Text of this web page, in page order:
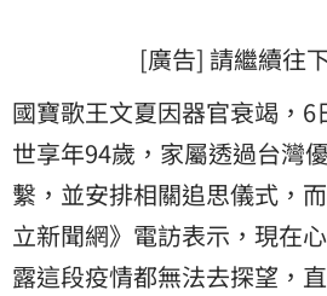
[廣告] 請繼續往
國寶歌王文夏因器官衰竭，6
世享年94歲，家屬透過台灣
繫，並安排相關追思儀式，
立新聞網》電訪表示，現在
露這段疫情都無法去探望，